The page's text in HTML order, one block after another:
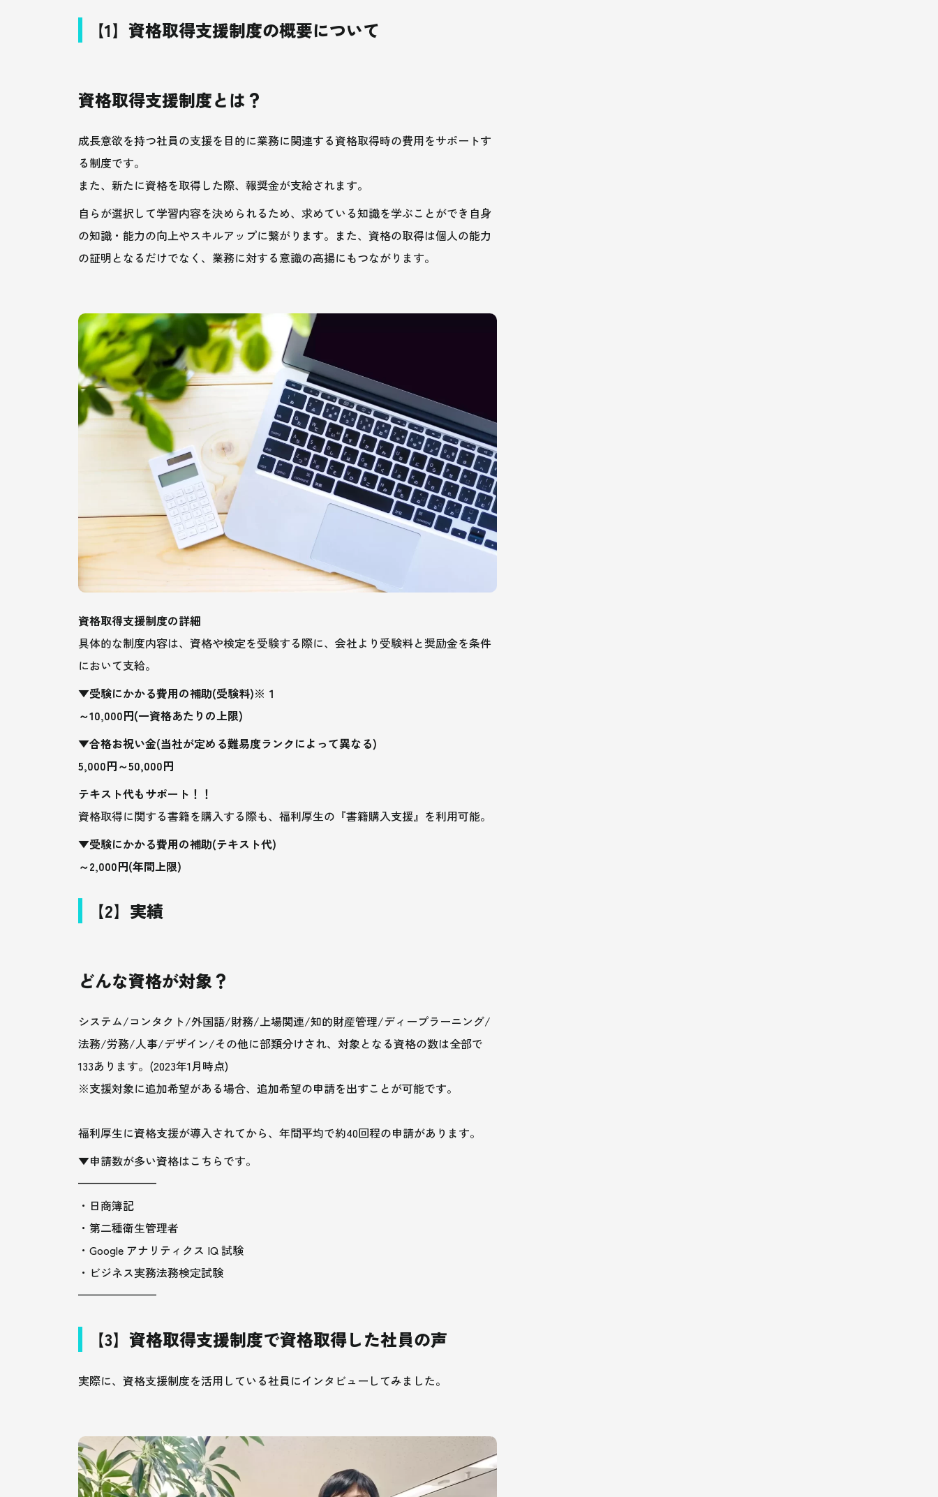
【1】資格取得支援制度の概要について
資格取得支援制度とは？
成長意欲を持つ社員の支援を目的に業務に関連する資格取得時の費用をサポートす
る制度です。
また、新たに資格を取得した際、報奨金が支給されます。
自らが選択して学習内容を決められるため、求めている知識を学ぶことができ自身
の知識・能力の向上やスキルアップに繋がります。また、資格の取得は個人の能力
の証明となるだけでなく、業務に対する意識の高揚にもつながります。
資格取得支援制度の詳細
具体的な制度内容は、資格や検定を受験する際に、会社より受験料と奨励金を条件
において支給。
▼受験にかかる費用の補助(受験料)※１
～10,000円(一資格あたりの上限)
▼合格お祝い金(当社が定める難易度ランクによって異なる)
5,000円～50,000円
テキスト代もサポート！！
資格取得に関する書籍を購入する際も、福利厚生の『書籍購入支援』を利用可能。
▼受験にかかる費用の補助(テキスト代)
～2,000円(年間上限)
【2】実績
どんな資格が対象？
システム/コンタクト/外国語/財務/上場関連/知的財産管理/ディープラーニング/
法務/労務/人事/デザイン/その他に部類分けされ、対象となる資格の数は全部で
133あります。(2023年1月時点)
※支援対象に追加希望がある場合、追加希望の申請を出すことが可能です。
福利厚生に資格支援が導入されてから、年間平均で約40回程の申請があります。
▼申請数が多い資格はこちらです。
———————
・日商簿記
・第二種衛生管理者
・Google アナリティクス IQ 試験
・ビジネス実務法務検定試験
———————
【3】資格取得支援制度で資格取得した社員の声
実際に、資格支援制度を活用している社員にインタビューしてみました。